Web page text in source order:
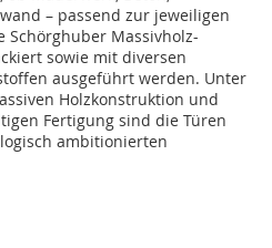
– passend zur jeweiligen
Schörghuber Massivholz-
sowie mit diversen
ausgeführt werden. Unter
Holzkonstruktion und
Fertigung sind die Türen
ambitionierten